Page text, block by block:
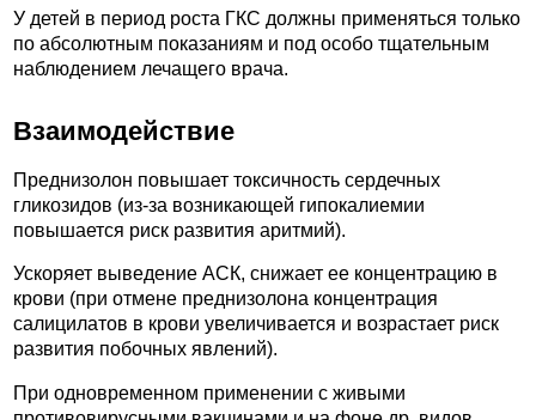
У детей в период роста ГКС должны применяться только
по абсолютным показаниям и под особо тщательным
наблюдением лечащего врача.
Взаимодействие
Преднизолон повышает токсичность сердечных
гликозидов (из-за возникающей гипокалиемии
повышается риск развития аритмий).
Ускоряет выведение АСК, снижает ее концентрацию в
крови (при отмене преднизолона концентрация
салицилатов в крови увеличивается и возрастает риск
развития побочных явлений).
При одновременном применении с живыми